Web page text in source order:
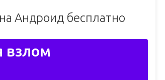
Андроид бесплатно
взлом